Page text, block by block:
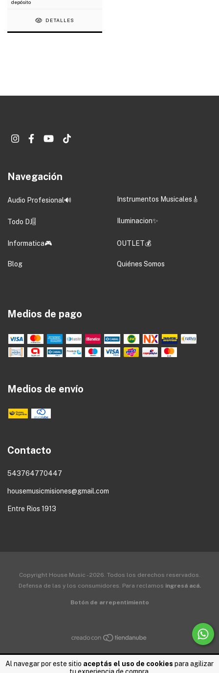
Al navegar por este sitio aceptás el uso de cookies para agilizar
depósito
DETALLES
Navegación
Audio Profesional🔊 Instrumentos Musicales🎸
Todo DJ🎚️ Iluminacion✨
Informatica🎮 OUTLET💰
Blog Quiénes Somos
Medios de pago
Medios de envío
Contacto
543764770447
housemusicmisiones@gmail.com
Entre Rios 1913
Copyright House Music - 2026. Todos los derechos reservados.
Defensa de las y los consumidores. Para reclamos ingresá acá.
Botón de arrepentimiento